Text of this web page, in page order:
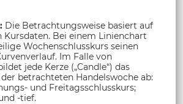
Die Betrachtungsweise basiert auf
Bei einem Linienchart
Wochenschlusskurs seinen
Im Falle von
jede Kerze („Candle“) das
betrachteten Handelswoche ab:
und Freitagsschlusskurs;
-tief.